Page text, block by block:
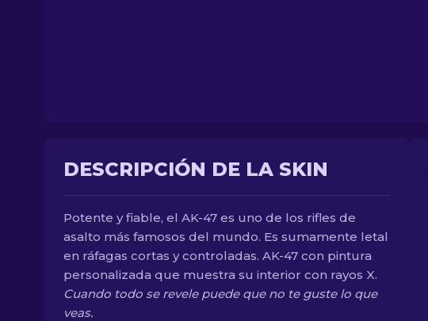
DESCRIPCIÓN DE LA SKIN
Potente y fiable, el AK-47 es uno de los rifles de
asalto más famosos del mundo. Es sumamente letal
en ráfagas cortas y controladas. AK-47 con pintura
personalizada que muestra su interior con rayos X.
Cuando todo se revele puede que no te guste lo que
veas.